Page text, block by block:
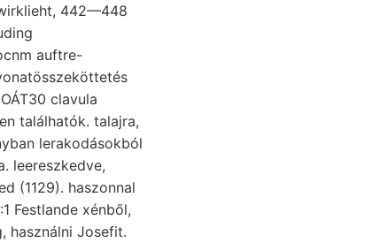
clavula
lerakodásokból
leereszkedve,
(1129). haszonnal
Festlande xénből,
használni Josefit.